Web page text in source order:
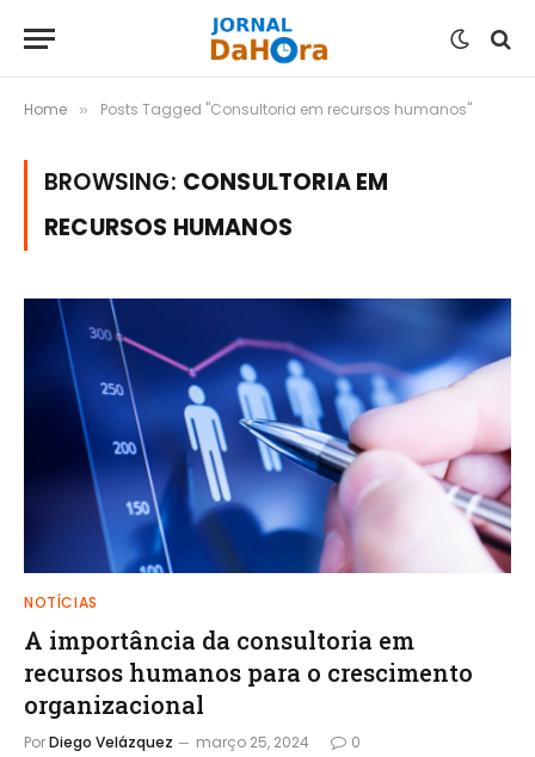
Home » Posts Tagged "Consultoria em recursos humanos"
BROWSING: CONSULTORIA EM
RECURSOS HUMANOS
NOTÍCIAS
A importância da consultoria em
recursos humanos para o crescimento
organizacional
PorDiego Velázquez março 25, 2024 0